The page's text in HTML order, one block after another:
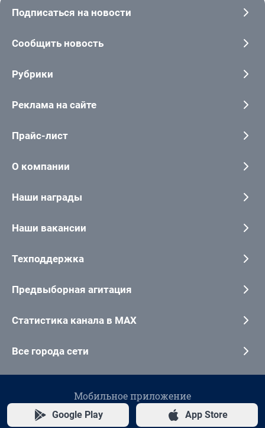
Подписаться на новости
Сообщить новость
Рубрики
Реклама на сайте
Прайс-лист
О компании
Наши награды
Наши вакансии
Техподдержка
Предвыборная агитация
Статистика канала в MAX
Все города сети
Мобильное приложение
Google Play App Store